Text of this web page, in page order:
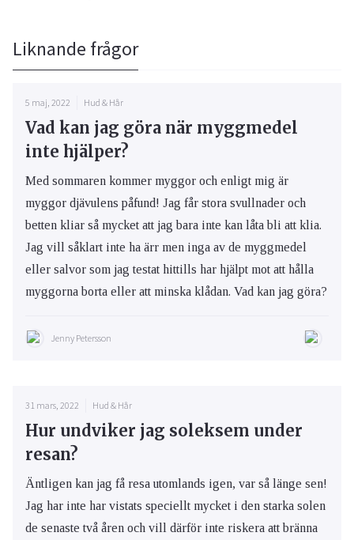
Liknande frågor
5 maj, 2022 Hud & Hår
Vad kan jag göra när myggmedel
inte hjälper?
Med sommaren kommer myggor och enligt mig är
myggor djävulens påfund! Jag får stora svullnader och
betten kliar så mycket att jag bara inte kan låta bli att klia.
Jag vill såklart inte ha ärr men inga av de myggmedel
eller salvor som jag testat hittills har hjälpt mot att hålla
myggorna borta eller att minska klådan. Vad kan jag göra?
Jenny Petersson
31 mars, 2022 Hud & Hår
Hur undviker jag soleksem under
resan?
Äntligen kan jag få resa utomlands igen, var så länge sen!
Jag har inte har vistats speciellt mycket i den starka solen
de senaste två åren och vill därför inte riskera att bränna